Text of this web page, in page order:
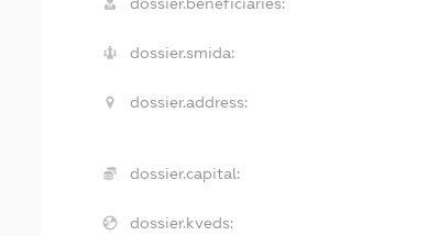
dossier.smida:
dossier.address:
dossier.capital:
dossier.kveds: